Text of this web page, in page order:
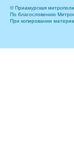
© Приамурская
По благословению
При копировании